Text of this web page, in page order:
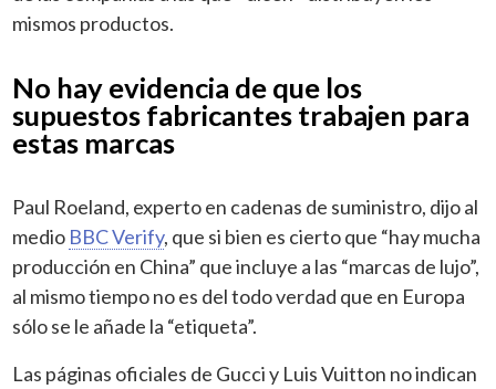
mismos productos.
No hay evidencia de que los
supuestos fabricantes trabajen para
estas marcas
Paul Roeland, experto en cadenas de suministro, dijo al
medio BBC Verify, que si bien es cierto que “hay mucha
producción en China” que incluye a las “marcas de lujo”,
al mismo tiempo no es del todo verdad que en Europa
sólo se le añade la “etiqueta”.
Las páginas oficiales de Gucci y Luis Vuitton no indican